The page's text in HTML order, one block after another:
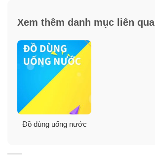
Set ly màu Hồng và Trắng
Xem thêm danh mục liên
Đồ dùng uống nước